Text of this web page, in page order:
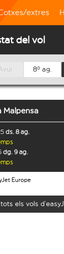
extres
del vol
8º ag.
Malpensa
ds. 8 ag.
dg. 9 ag.
Europe
els vols